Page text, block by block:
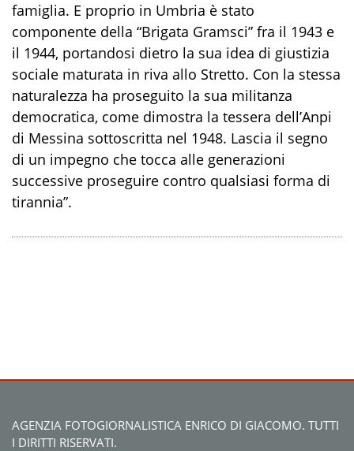
famiglia. E proprio in Umbria è stato
componente della “Brigata Gramsci” fra il 1943 e
il 1944, portandosi dietro la sua idea di giustizia
sociale maturata in riva allo Stretto. Con la stessa
naturalezza ha proseguito la sua militanza
democratica, come dimostra la tessera dell’Anpi
di Messina sottoscritta nel 1948. Lascia il segno
di un impegno che tocca alle generazioni
successive proseguire contro qualsiasi forma di
tirannia”.
AGENZIA FOTOGIORNALISTICA ENRICO DI GIACOMO. TUTTI
I DIRITTI RISERVATI.